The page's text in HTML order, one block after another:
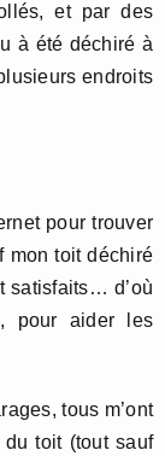
et par des
à été déchiré à
endroits
pour trouver
mon toit déchiré
satisfaits… d’où
pour aider les
tous m’ont
toit (tout sauf